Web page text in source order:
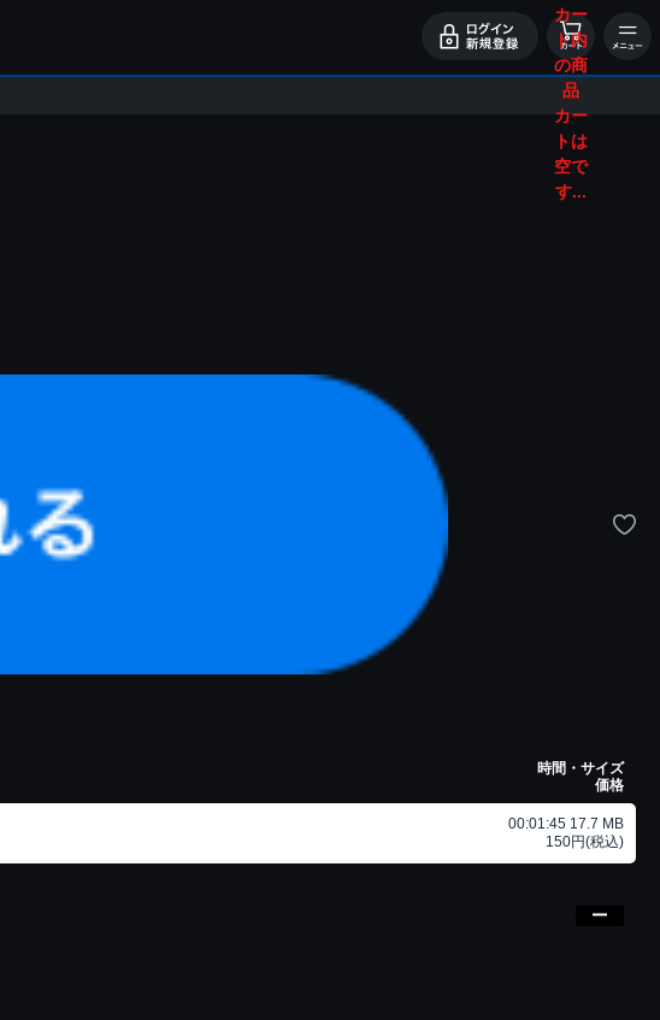
カー
ト内
の商
品
カー
トは
空で
す...
時間・サイズ
価格
00:01:45 17.7 MB
150円(税込)